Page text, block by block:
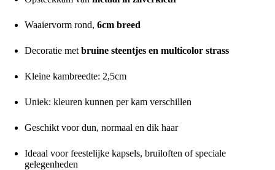
Waaiervorm rond, 6cm breed
Decoratie met bruine steentjes en multicolor strass
Kleine kambreedte: 2,5cm
Uniek: kleuren kunnen per kam verschillen
Geschikt voor dun, normaal en dik haar
Ideaal voor feestelijke kapsels, bruiloften of speciale
gelegenheden